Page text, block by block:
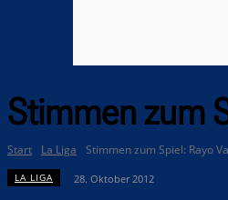
Stimmen zum
Start La Liga Stimmen zum Spiel: Rayo
LA LIGA 28. Oktober 2012